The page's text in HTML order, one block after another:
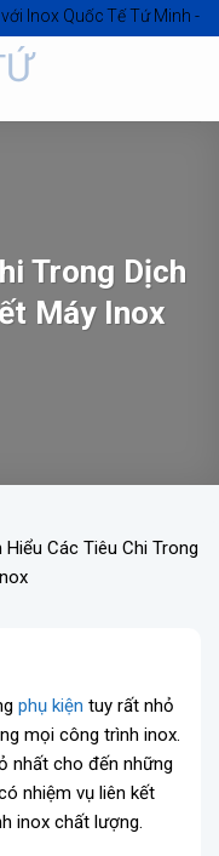
Tế Tứ Minh - Inox Hồ
Trong Dịch
Máy Inox
Hiểu Các Tiêu Chi Trong
phụ kiện tuy rất nhỏ
mọi công trình inox.
nhất cho đến những
nhiệm vụ liên kết
inox chất lượng.